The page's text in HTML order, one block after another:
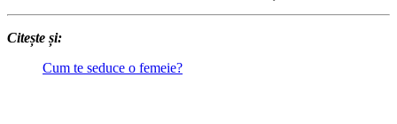
Citește și:
Cum te seduce o femeie?